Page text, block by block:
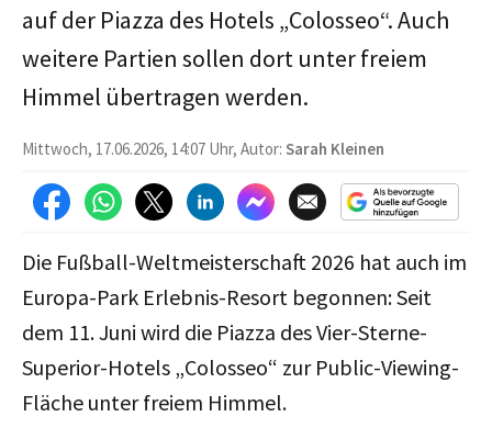
auf der Piazza des Hotels „Colosseo“. Auch
weitere Partien sollen dort unter freiem
Himmel übertragen werden.
Mittwoch, 17.06.2026, 14:07 Uhr, Autor: Sarah Kleinen
Die Fußball-Weltmeisterschaft 2026 hat auch im
Europa-Park Erlebnis-Resort begonnen: Seit
dem 11. Juni wird die Piazza des Vier-Sterne-
Superior-Hotels „Colosseo“ zur Public-Viewing-
Fläche unter freiem Himmel.